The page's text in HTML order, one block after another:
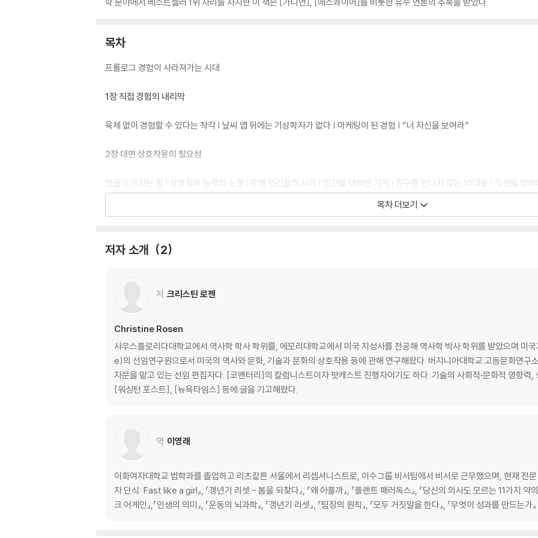
목차
프롤로그 경험이 사라져가는 시대
1장 직접 경험의 내리막
육체 없이 경험할 수 있다는 착각 | 날씨 앱 뒤에는 기상학자가 없다 | 마케팅이 된 경험 | “너 자신을 보여라”
2장 대면 상호작용의 필요성
얼굴이 가지는 힘 | 상호작용 능력의 소멸 | 투명 인간들의 사회 | 인간을 대체한 기계 | 친구를 만나지 않는 10대들 | 직관을 방
디즈니월드에서 배운 줄 서기의 논리 | 성급하게 화가 난 사람들 | 지루함을 없앤 대가 | 인내의 열매 | 회전 극장에서
5장 감정 길들이기
인간이라는 감정적 존재 | 우리 내부의, 숨겨진, 우리 자신 | 여섯 번째 감각 | 감정 아웃소싱의 결과
6장 기술로 매개된 쾌락
7장 소멸하는 장소, 개인화된 공간
장소가 뿌리뽑힌 사회 | 공간의 규칙 | 연결되지 않은 사람들 | 우리는 같이 있지 않다 | 우리가 서 있는 곳은 어딘가
목차 더보기
저자 소개 2
저 크리스틴 로젠
Christine Rosen
사우스플로리다대학교에서 역사학 학사 학위를, 에모리대학교에서 미국 지성사를 전공해 역사학 박사 학위를 받았으며
e)의 선임연구원으로서 미국의 역사와 문화, 기술과 문화의 상호작용 등에 관해 연구해왔다. 버지니아대학교 고등문화연구
자문을 맡고 있는 선임 편집자다. [코멘터리]의 칼럼니스트이자 팟캐스트 진행자이기도 하다. 기술의 사회적·문화적 영향
[워싱턴 포스트], [뉴욕타임스] 등에 글을 기고해왔다.
역 이영래
이화여자대학교 법학과를 졸업하고 리츠칼튼 서울에서 리셉셔니스트로, 이수그룹 비서팀에서 비서로 근무했으며, 현재 전문
자 단식: Fast like a girl』, 『갱년기 리셋 - 봄을 되찾다』, 『왜 아플까』, 『플랜트 패러독스』, 『당신의 의사도 모르는 11가지 약의
크 어게인』,『인생의 의미』, 『운동의 뇌과학』, 『갱년기 리셋』, 『팀장의 원칙』, 『모두 거짓말을 한다』, 『무엇이 성과를 만드는가